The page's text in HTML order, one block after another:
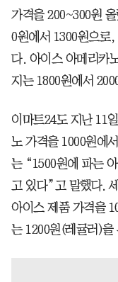
가격을 200~300원
0원에서 1300원으로
다. 아이스 아메리카
지는 1800원에서
이마트24도 지난 11
노 가격을 1000원에
는 “1500원에 파는
고 있다”고 말했다.
아이스 제품 가격을
는 1200원(레귤러)을